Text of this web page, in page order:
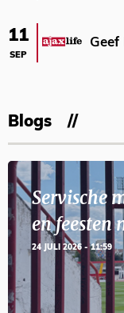
11
SEP
Blogs
Servische
en feesten
24 JULI 2026 - 11:59